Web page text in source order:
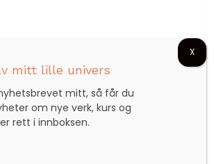
mitt lille univers
mitt, så får du
om nye verk, kurs og
rett i innboksen.
X